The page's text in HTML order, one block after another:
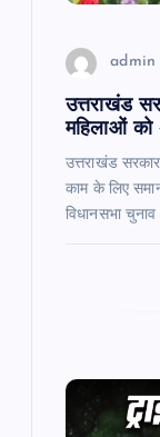
admin
उत्तराखंड
महिलाओं को
उत्तराखंड
काम के लिए
विधानसभा